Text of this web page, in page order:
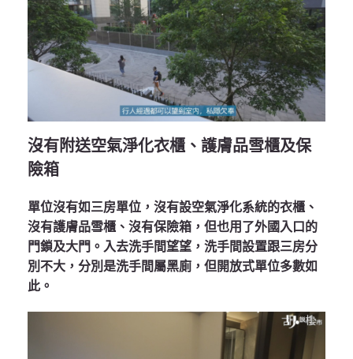
沒有附送空氣淨化衣櫃、護膚品雪櫃及保
險箱
單位沒有如三房單位，沒有設空氣淨化系統的衣櫃、
沒有護膚品雪櫃、沒有保險箱，但也用了外國入口的
門鎖及大門。入去洗手間望望，洗手間設置跟三房分
別不大，分別是洗手間屬黑廁，但開放式單位多數如
此。